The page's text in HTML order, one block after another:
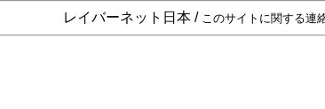
レイバーネット日本 / このサイトに関する連